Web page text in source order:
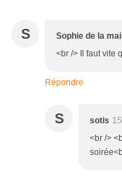
S Sophie de la
<br /> Il faut vite
Répondre
S sotis
<br />